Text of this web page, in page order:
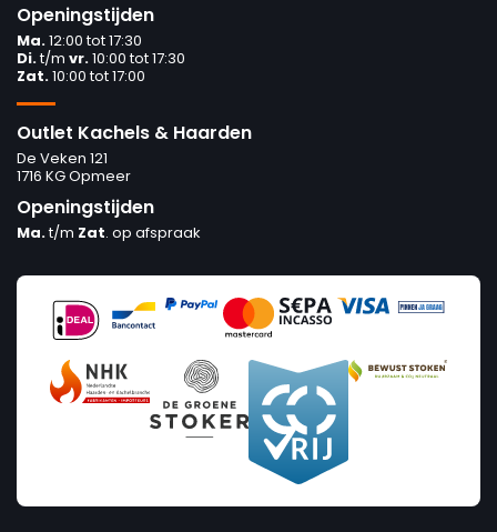
Openingstijden
Ma.12:00 tot 17:30
Di.t/m vr.10:00 tot 17:30
Zat.10:00 tot 17:00
Outlet Kachels & Haarden
De Veken 121
1716 KG Opmeer
Openingstijden
Ma.t/m Zat. op afspraak